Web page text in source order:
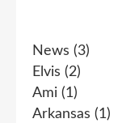
News (3)
Elvis (2)
Ami (1)
Arkansas (1)